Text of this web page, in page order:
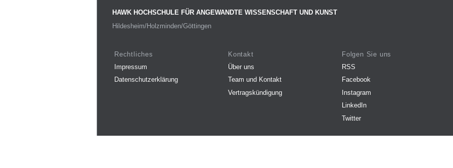
HAWK HOCHSCHULE FÜR ANGEWANDTE WISSENSCHAFT UND KUNST
Hildesheim/Holzminden/Göttingen
Rechtliches
Impressum
Datenschutzerklärung
Kontakt
Über uns
Team und Kontakt
Vertragskündigung
Folgen Sie uns
RSS
Facebook
Instagram
LinkedIn
Twitter